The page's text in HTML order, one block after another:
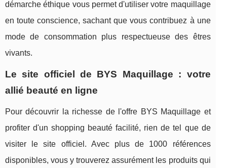
démarche éthique vous permet d'utiliser votre maquillage
en toute conscience, sachant que vous contribuez à une
mode de consommation plus respectueuse des êtres
vivants.
Le site officiel de BYS Maquillage : votre
allié beauté en ligne
Pour découvrir la richesse de l'offre BYS Maquillage et
profiter d'un shopping beauté facilité, rien de tel que de
visiter le site officiel. Avec plus de 1000 références
disponibles, vous y trouverez assurément les produits qui